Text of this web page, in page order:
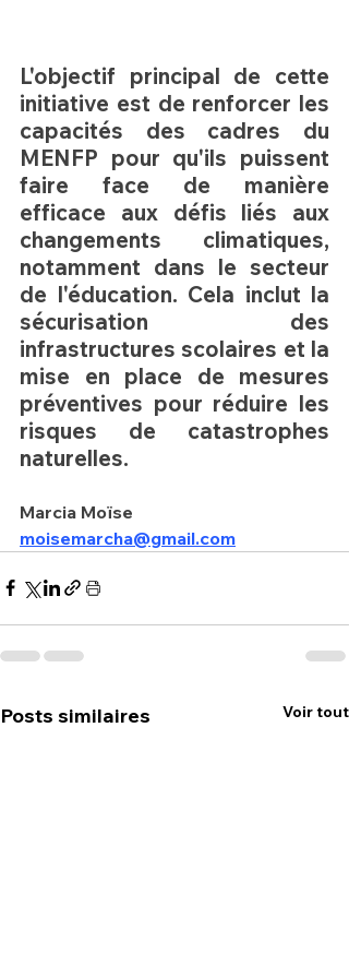
L'objectif principal de cette
initiative est de renforcer les
capacités des cadres du
MENFP pour qu'ils puissent
faire face de manière
efficace aux défis liés aux
changements climatiques,
notamment dans le secteur
de l'éducation. Cela inclut la
sécurisation des
infrastructures scolaires et la
mise en place de mesures
préventives pour réduire les
risques de catastrophes
naturelles.
Marcia Moïse
moisemarcha@gmail.com
Posts similaires Voir tout